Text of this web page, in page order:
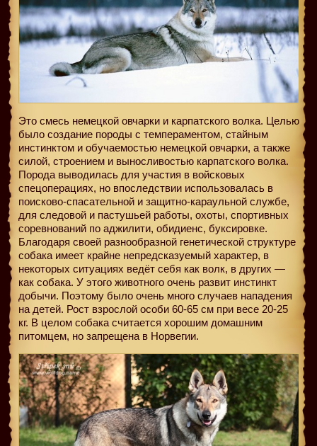
Это смесь немецкой овчарки и карпатского волка. Целью
было создание породы с темпераментом, стайным
инстинктом и обучаемостью немецкой овчарки, а также
силой, строением и выносливостью карпатского волка.
Порода выводилась для участия в войсковых
спецоперациях, но впоследствии использовалась в
поисково-спасательной и защитно-караульной службе,
для следовой и пастушьей работы, охоты, спортивных
соревнований по аджилити, обидиенс, буксировке.
Благодаря своей разнообразной генетической структуре
собака имеет крайне непредсказуемый характер, в
некоторых ситуациях ведёт себя как волк, в других —
как собака. У этого животного очень развит инстинкт
добычи. Поэтому было очень много случаев нападения
на детей. Рост взрослой особи 60-65 см при весе 20-25
кг. В целом собака считается хорошим домашним
питомцем, но запрещена в Норвегии.